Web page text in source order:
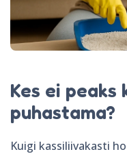
Kes ei
puhastama?
Kuigi kassiliivakasti